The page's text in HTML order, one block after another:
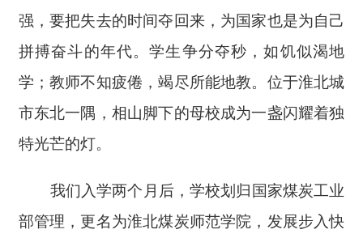
强，要把失去的时间夺回来，为国家也是为自己
拼搏奋斗的年代。学生争分夺秒，如饥似渴地
学；教师不知疲倦，竭尽所能地教。位于淮北城
市东北一隅，相山脚下的母校成为一盏闪耀着独
特光芒的灯。
我们入学两个月后，学校划归国家煤炭工业
部管理，更名为淮北煤炭师范学院，发展步入快